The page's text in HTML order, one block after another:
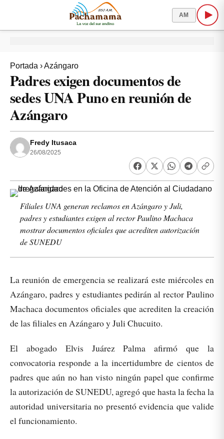
AM
Portada ›Azángaro
Padres exigen documentos de
sedes UNA Puno en reunión de
Azángaro
Fredy Itusaca
26/08/2025
Filiales UNA generan reclamos en Azángaro y Juli,
padres y estudiantes exigen al rector Paulino Machaca
mostrar documentos oficiales que acrediten autorización
de SUNEDU
La reunión de emergencia se realizará este miércoles en
Azángaro, padres y estudiantes pedirán al rector Paulino
Machaca documentos oficiales que acrediten la creación
de las filiales en Azángaro y Juli Chucuito.
El abogado Elvis Juárez Palma afirmó que la
convocatoria responde a la incertidumbre de cientos de
padres que aún no han visto ningún papel que confirme
la autorización de SUNEDU, agregó que hasta la fecha la
autoridad universitaria no presentó evidencia que valide
el funcionamiento.